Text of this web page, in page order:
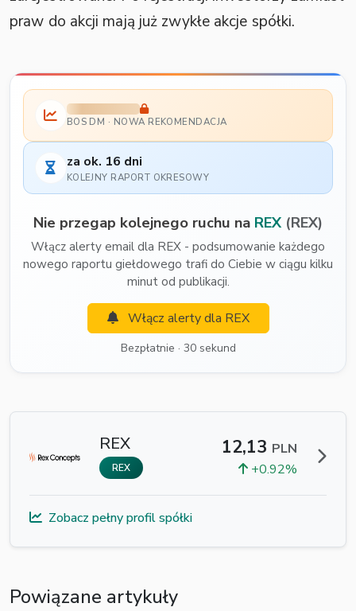
praw do akcji mają już zwykłe akcje spółki.
BOS DM · NOWA REKOMENDACJA
za ok. 16 dni
KOLEJNY RAPORT OKRESOWY
Nie przegap kolejnego ruchu na REX (REX)
Włącz alerty email dla REX - podsumowanie każdego
nowego raportu giełdowego trafi do Ciebie w ciągu kilku
minut od publikacji.
Włącz alerty dla REX
Bezpłatnie · 30 sekund
REX
REX
12,13 PLN
+0.92%
Zobacz pełny profil spółki
Powiązane artykuły